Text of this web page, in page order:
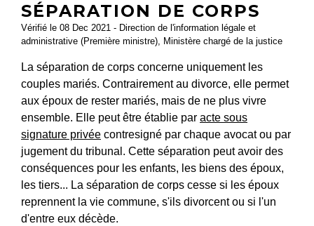
SÉPARATION DE CORPS
Vérifié le 08 Dec 2021 - Direction de l'information légale et
administrative (Première ministre), Ministère chargé de la justice
La séparation de corps concerne uniquement les
couples mariés. Contrairement au divorce, elle permet
aux époux de rester mariés, mais de ne plus vivre
ensemble. Elle peut être établie par acte sous
signature privée contresigné par chaque avocat ou par
jugement du tribunal. Cette séparation peut avoir des
conséquences pour les enfants, les biens des époux,
les tiers... La séparation de corps cesse si les époux
reprennent la vie commune, s'ils divorcent ou si l'un
d'entre eux décède.